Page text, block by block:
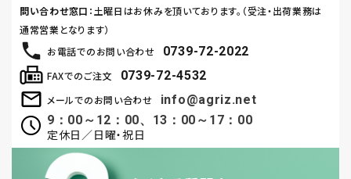
お電話でのお問い合わせ 0739-72-2022
メールでのお問い合わせ
info@agriz.net
9：00～12：00、13：00～17：00
定休日／日曜・祝日
FAXでのご注文 0739-72-4532
問い合わせ窓口 ：土曜日はお休みを頂いております。（受注・出荷業務は
通常営業となります）